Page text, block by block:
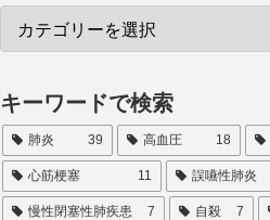
キーワードで検索
肺炎 39 高血圧 18
心筋梗塞 11 誤嚥性肺炎
慢性閉塞性肺疾患 7 自殺 7